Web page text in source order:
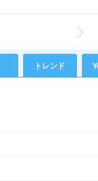
トレンド